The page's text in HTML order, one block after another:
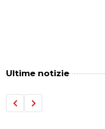
Ultime notizie